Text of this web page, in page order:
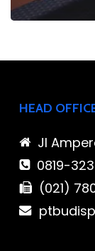
HEAD
Jl
0819-
(021) 780